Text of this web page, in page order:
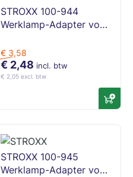
STROXX 100-944
Werklamp-Adapter voor
€ 3,58
€ 2,48 incl. btw
€ 2,05 excl. btw
STROXX 100-945
Werklamp-Adapter voor